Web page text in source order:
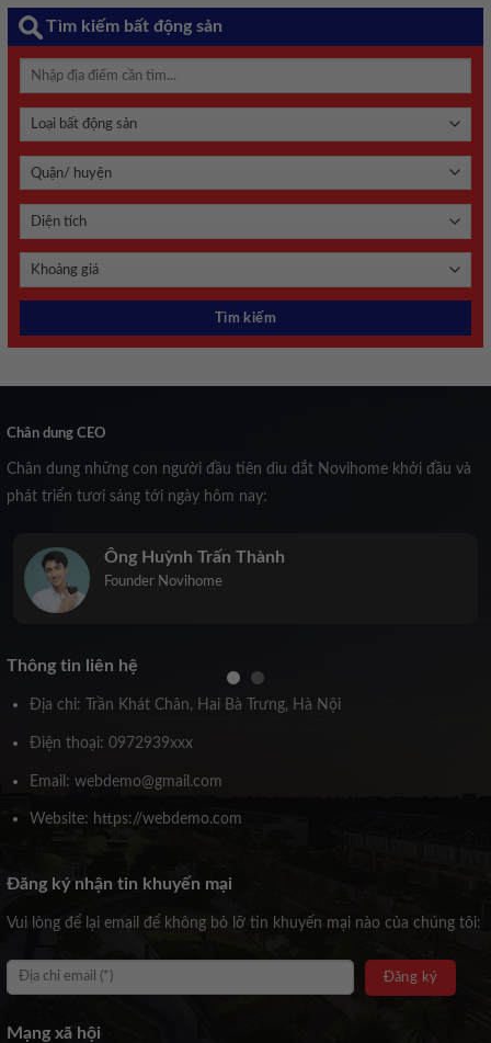
Tìm kiếm bất động sản
Chân dung CEO
Chân dung những con người đầu tiên dìu dắt Novihome khởi đầu và
phát triển tươi sáng tới ngày hôm nay:
Ông Huỳnh Trấn Thành
Founder Novihome
Thông tin liên hệ
Địa chỉ: Trần Khát Chân, Hai Bà Trưng, Hà Nội
Điện thoại: 0972939xxx
Email: webdemo@gmail.com
Website: https://webdemo.com
Đăng ký nhận tin khuyến mại
Vui lòng để lại email để không bỏ lỡ tin khuyến mại nào của chúng tôi:
Mạng xã hội